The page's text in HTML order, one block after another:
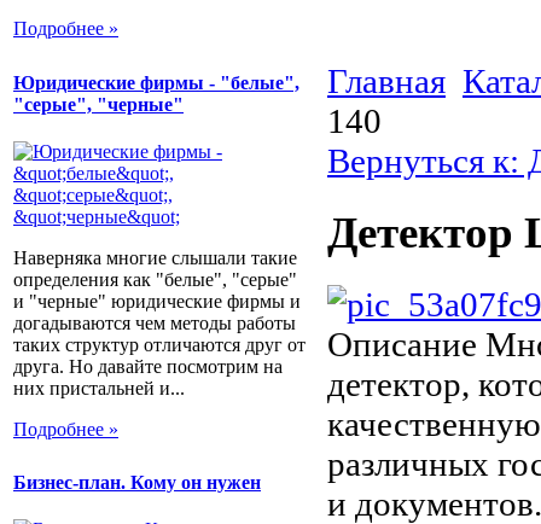
Подробнее »
Юридические фирмы - "белые",
"серые", "черные"
Наверняка многие слышали такие
определения как "белые", "серые"
и "черные" юридические фирмы и
догадываются чем методы работы
таких структур отличаются друг от
друга. Но давайте посмотрим на
них пристальней и...
Подробнее »
Бизнес-план. Кому он нужен
Главная
140
Вернуться к:
Детектор
Описание
детектор,
различных
и документов.